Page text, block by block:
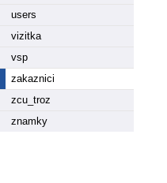
users
vizitka
vsp
zakaznici
zcu_troz
znamky